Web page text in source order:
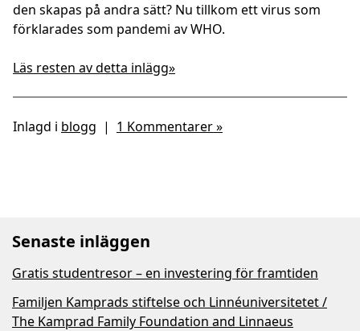
den skapas på andra sätt? Nu tillkom ett virus som
förklarades som pandemi av WHO.
Läs resten av detta inlägg»
Inlagd i blogg | 1 Kommentarer »
Senaste inläggen
Gratis studentresor – en investering för framtiden
Familjen Kamprads stiftelse och Linnéuniversitetet /
The Kamprad Family Foundation and Linnaeus